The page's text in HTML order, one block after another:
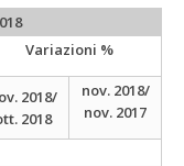
Variazioni %
2018/
2018
nov. 2018/
nov. 2017